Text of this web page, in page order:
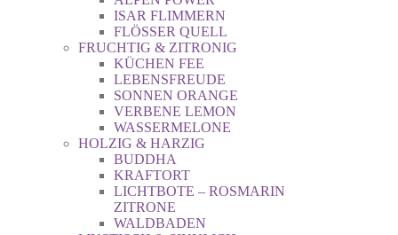
ISAR FLIMMERN
FLÖSSER QUELL
FRUCHTIG & ZITRONIG
KÜCHEN FEE
LEBENSFREUDE
SONNEN ORANGE
VERBENE LEMON
WASSERMELONE
HOLZIG & HARZIG
BUDDHA
KRAFTORT
LICHTBOTE – ROSMARIN
ZITRONE
WALDBADEN